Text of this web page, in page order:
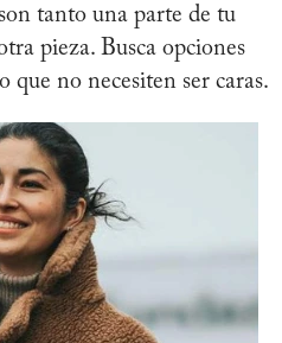
tanto una parte de tu
pieza. Busca opciones
que no necesiten ser caras.